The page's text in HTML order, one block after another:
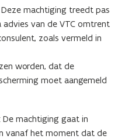
Deze machtiging treedt pas
van de VTC omtrent
zoals vermeld in
worden, dat de
moet aangemeld
De machtiging gaat in
vanaf het moment dat de